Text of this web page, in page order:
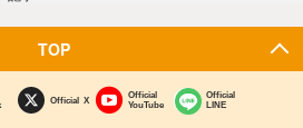
TOP
Official X
Official
YouTube
Official
LINE